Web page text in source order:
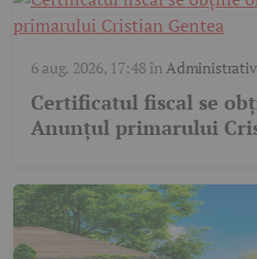
6 aug. 2026, 17:48înAdministrativ
Certificatul fiscal se
Anunțul primarului